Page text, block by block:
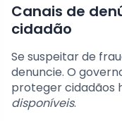
Canais de
cidadão
Se suspeitar de
denuncie. O
proteger cidadãos
disponíveis.